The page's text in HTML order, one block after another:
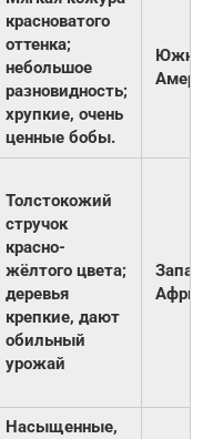
красноватого
оттенка;
небольшое
разновидность;
хрупкие, очень
ценные бобы.
Южная
Толстокожий
стручок
красно-
жёлтого цвета;
деревья
крепкие, дают
обильный
урожай
Насыщенные,